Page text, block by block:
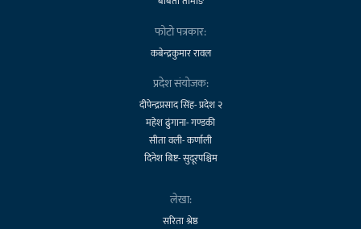
फोटो पत्रकार:
कबेन्द्रकुमार रावल
प्रदेश संयोजक:
दीपेन्द्रप्रसाद सिंह- प्रदेश २
महेश ढुंगाना- गण्डकी
सीता वली- कर्णाली
दिनेश बिष्ट- सुदूरपश्चिम
लेखा:
सरिता श्रेष्ठ